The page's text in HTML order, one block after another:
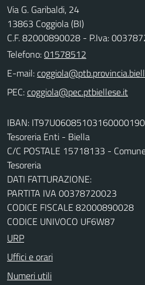
Via G. Garibaldi, 24
13863 Coggiola (BI)
C.F. 82000890028 - P.Iva:
Telefono:01578512
E-mail:
PEC:
IBAN:
Tesoreria Enti - Biella
C/C POSTALE 15718133 -
Tesoreria
DATI FATTURAZIONE:
PARTITA IVA 00378720023
CODICE FISCALE 82000890028
CODICE UNIVOCO UF6W87
URP
Uffici e orari
Numeri utili